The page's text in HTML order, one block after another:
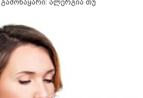
"კიდევ ერთხელ მოვუწოდებ
საქართველოს მთავრობას, მისი
დაუყოვნებლივი და უპირობო
გათავისუფლებისკენ" - რას
წერს ეუთო-ს წარმომადგენელი
მზია ამაღლობელზე?
21:38 / 06-08-2026
ალერგია თუ